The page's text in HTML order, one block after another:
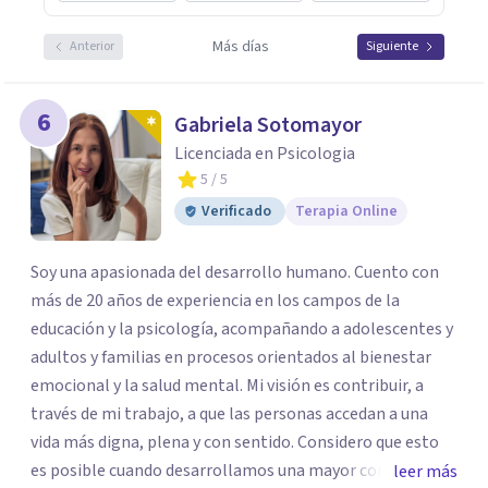
Anterior Más días Siguiente
6 Gabriela Sotomayor
Licenciada en Psicologia
5 / 5
Verificado
Terapia Online
Soy una apasionada del desarrollo humano. Cuento con
más de 20 años de experiencia en los campos de la
educación y la psicología, acompañando a adolescentes y
adultos y familias en procesos orientados al bienestar
emocional y la salud mental. Mi visión es contribuir, a
través de mi trabajo, a que las personas accedan a una
vida más digna, plena y con sentido. Considero que esto
es posible cuando desarrollamos una mayor conciencia
leer más